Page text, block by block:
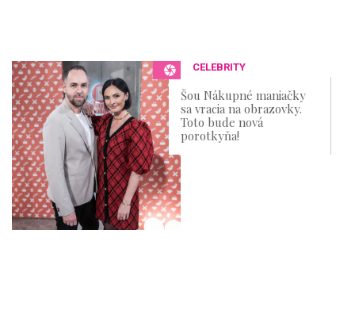
CELEBRITY
Šou Nákupné maniačky
sa vracia na obrazovky.
Toto bude nová
porotkyňa!